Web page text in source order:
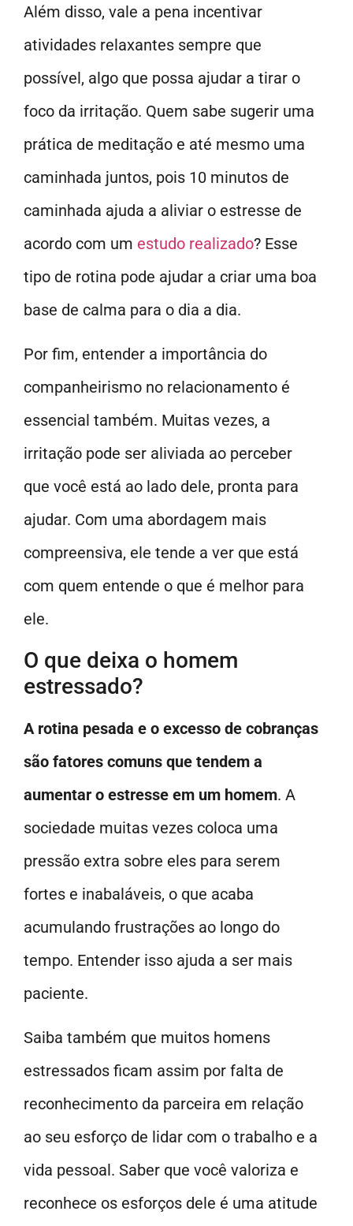
Além disso, vale a pena incentivar
atividades relaxantes sempre que
possível, algo que possa ajudar a tirar o
foco da irritação. Quem sabe sugerir uma
prática de meditação e até mesmo uma
caminhada juntos, pois 10 minutos de
caminhada ajuda a aliviar o estresse de
acordo com um estudo realizado? Esse
tipo de rotina pode ajudar a criar uma boa
base de calma para o dia a dia.
Por fim, entender a importância do
companheirismo no relacionamento é
essencial também. Muitas vezes, a
irritação pode ser aliviada ao perceber
que você está ao lado dele, pronta para
ajudar. Com uma abordagem mais
compreensiva, ele tende a ver que está
com quem entende o que é melhor para
ele.
O que deixa o homem
estressado?
A rotina pesada e o excesso de cobranças
são fatores comuns que tendem a
aumentar o estresse em um homem. A
sociedade muitas vezes coloca uma
pressão extra sobre eles para serem
fortes e inabaláveis, o que acaba
acumulando frustrações ao longo do
tempo. Entender isso ajuda a ser mais
paciente.
Saiba também que muitos homens
estressados ficam assim por falta de
reconhecimento da parceira em relação
ao seu esforço de lidar com o trabalho e a
vida pessoal. Saber que você valoriza e
reconhece os esforços dele é uma atitude